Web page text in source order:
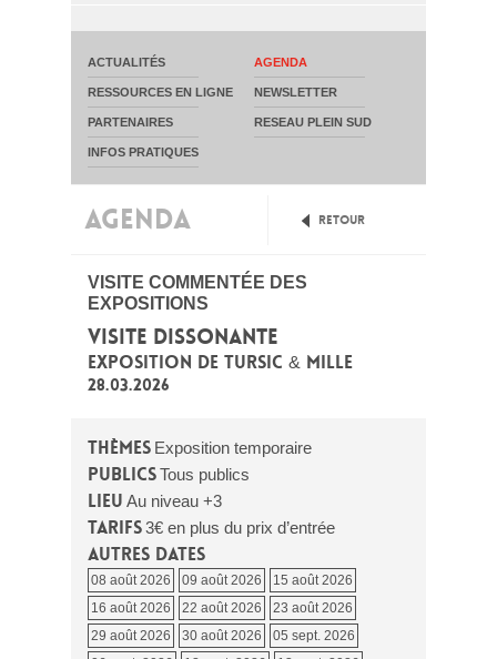
ACTUALITÉS AGENDA
RESSOURCES EN LIGNE NEWSLETTER
PARTENAIRES RESEAU PLEIN SUD
INFOS PRATIQUES
AGENDA Retour
VISITE COMMENTÉE DES
EXPOSITIONS
VISITE DISSONANTE
EXPOSITION DE TURSIC & MILLE
28.03.2026
Thèmes Exposition temporaire
PublicsTous publics
Lieu Au niveau +3
Tarifs3€ en plus du prix d’entrée
Autres dates
08 août 2026 09 août 2026
15 août 2026
16 août 2026
22 août 2026
23 août 2026
29 août 2026
30 août 2026
05 sept. 2026